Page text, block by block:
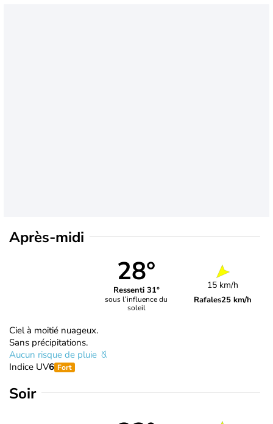
Après-midi
28°
Ressenti 31°
sous l’influence du
soleil
15 km/h
Rafales25 km/h
Ciel à moitié nuageux.
Sans précipitations.
Aucun risque de pluie
Indice UV6 Fort
Soir